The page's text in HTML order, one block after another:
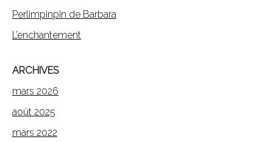
Perlimpinpin de Barbara
L’enchantement
ARCHIVES
mars 2026
août 2025
mars 2022